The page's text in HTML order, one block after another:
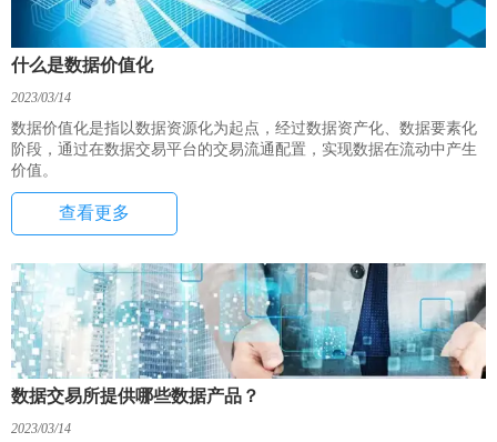
什么是数据价值化
2023/03/14
数据价值化是指以数据资源化为起点，经过数据资产化、数据要素化
阶段，通过在数据交易平台的交易流通配置，实现数据在流动中产生
价值。
查看更多
数据交易所提供哪些数据产品？
2023/03/14